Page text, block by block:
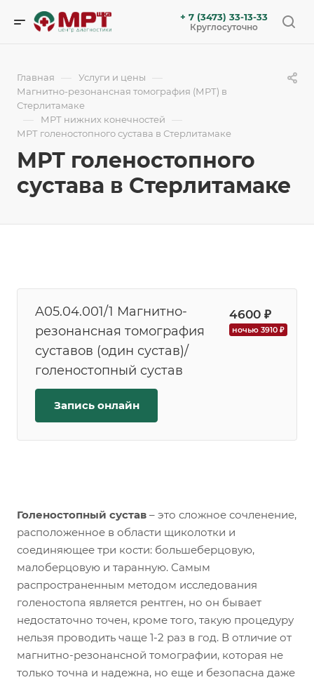
+ 7 (3473) 33-13-33
Круглосуточно
Главная — Услуги и цены —
Магнитно-резонансная томография (МРТ) в
Стерлитамаке
— МРТ нижних конечностей —
МРТ голеностопного сустава в Стерлитамаке
МРТ голеностопного
сустава в Стерлитамаке
A05.04.001/1 Магнитно-
резонансная томография
суставов (один сустав)/
голеностопный сустав
4600 ₽
ночью 3910 ₽
Запись онлайн
Голеностопный сустав – это сложное сочленение,
расположенное в области щиколотки и
соединяющее три кости: большеберцовую,
малоберцовую и таранную. Самым
распространенным методом исследования
голеностопа является рентген, но он бывает
недостаточно точен, кроме того, такую процедуру
нельзя проводить чаще 1-2 раз в год. В отличие от
магнитно-резонансной томографии, которая не
только точна и надежна, но еще и безопасна даже